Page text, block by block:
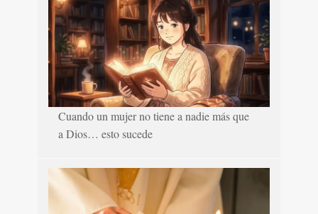
Cuando un mujer no tiene a nadie más que
a Dios… esto sucede